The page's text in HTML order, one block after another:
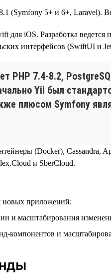
(Symfony 5+ и 6+, Laravel).
iOS. Разработка
интерфейсов (SwiftUI и
PHP 7.4‑8.2,
Yii был
плюсом Symfony
(Docker),
и SberCloud.
новых приложений;
и масштабирования
компонентов и